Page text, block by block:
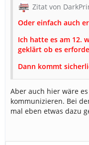
Zitat von
Oder einfach auch
Ich hatte es am 12.
geklärt ob es
Dann kommt
Aber auch hier wäre
kommunizieren. Bei
mal eben etwas dazu